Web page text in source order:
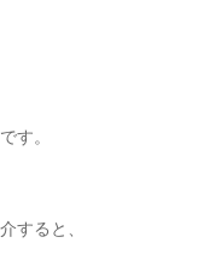
す。
すると、